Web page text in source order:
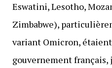
Eswatini, Lesotho,
Zimbabwe),
variant Omicron,
gouvernement français,